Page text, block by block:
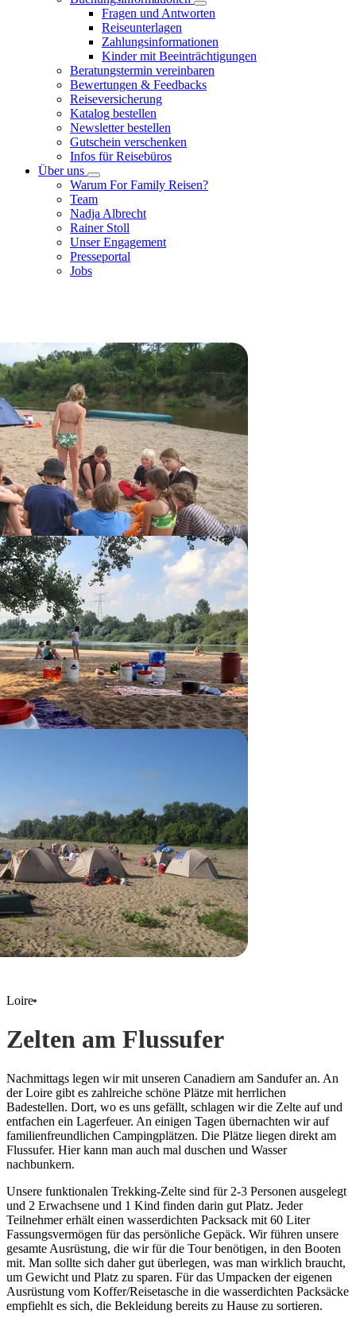
Fragen und Antworten
Reiseunterlagen
Zahlungsinformationen
Kinder mit Beeinträchtigungen
Beratungstermin vereinbaren
Bewertungen & Feedbacks
Reiseversicherung
Katalog bestellen
Newsletter bestellen
Gutschein verschenken
Infos für Reisebüros
Über uns
Warum For Family Reisen?
Team
Nadja Albrecht
Rainer Stoll
Unser Engagement
Presseportal
Jobs
Loire
Zelten am Flussufer
Nachmittags legen wir mit unseren Canadiern am Sandufer an. An
der Loire gibt es zahlreiche schöne Plätze mit herrlichen
Badestellen. Dort, wo es uns gefällt, schlagen wir die Zelte auf und
entfachen ein Lagerfeuer. An einigen Tagen übernachten wir auf
familienfreundlichen Campingplätzen. Die Plätze liegen direkt am
Flussufer. Hier kann man auch mal duschen und Wasser
nachbunkern.
Unsere funktionalen Trekking-Zelte sind für 2-3 Personen ausgelegt
und 2 Erwachsene und 1 Kind finden darin gut Platz. Jeder
Teilnehmer erhält einen wasserdichten Packsack mit 60 Liter
Fassungsvermögen für das persönliche Gepäck. Wir führen unsere
gesamte Ausrüstung, die wir für die Tour benötigen, in den Booten
mit. Man sollte sich daher gut überlegen, was man wirklich braucht,
um Gewicht und Platz zu sparen. Für das Umpacken der eigenen
Ausrüstung vom Koffer/Reisetasche in die wasserdichten Packsäcke
empfiehlt es sich, die Bekleidung bereits zu Hause zu sortieren.